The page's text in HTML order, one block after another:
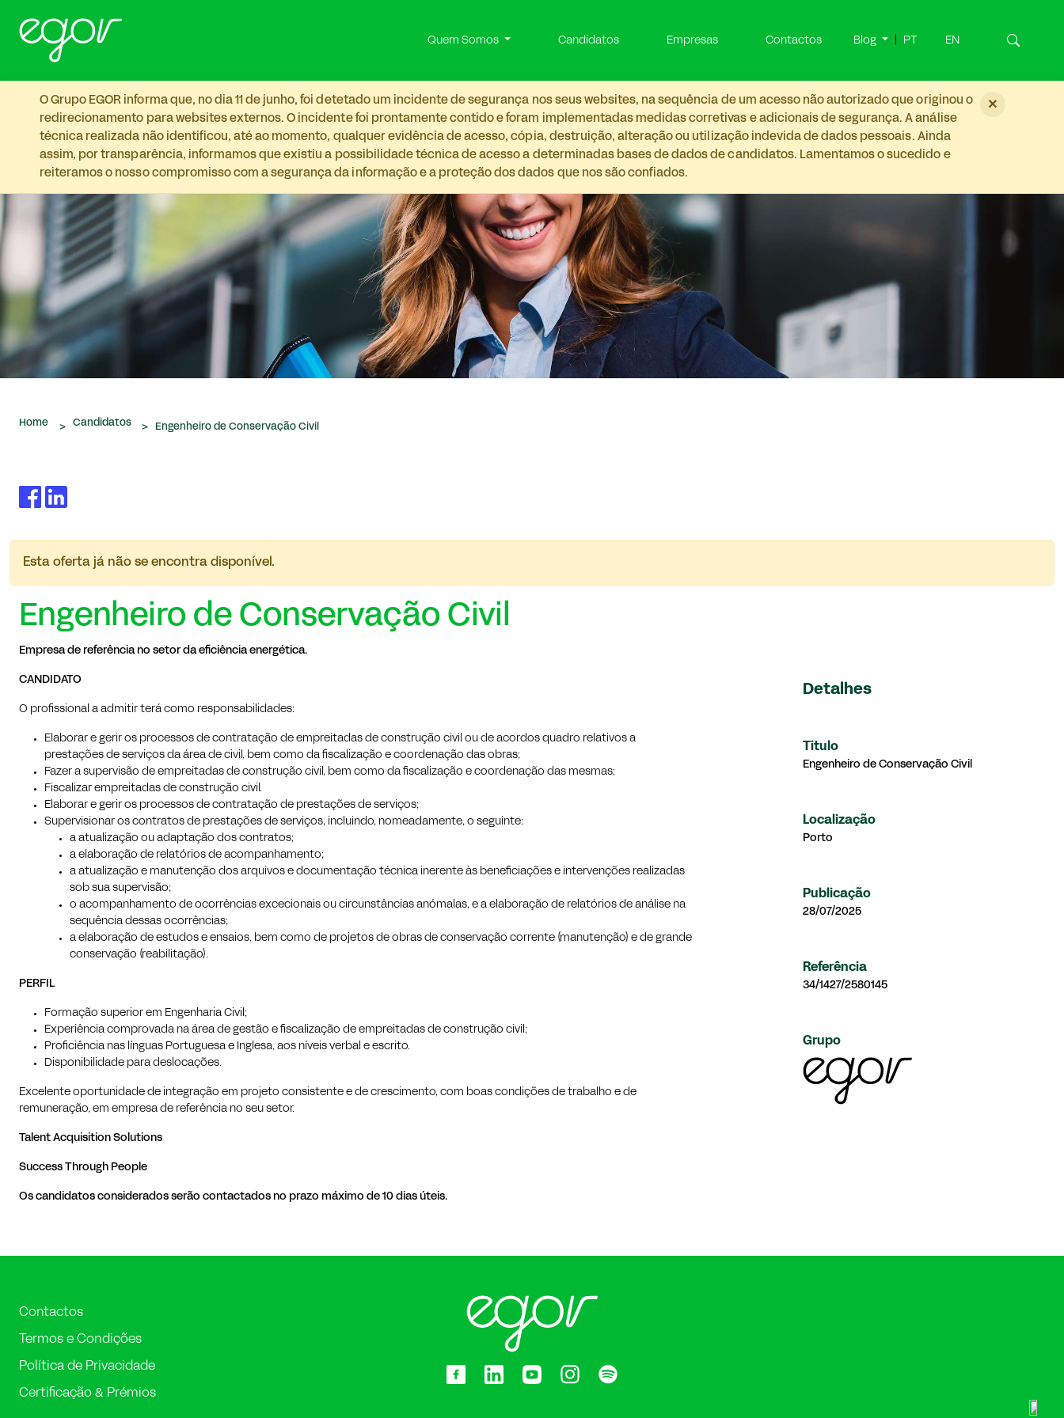
Quem Somos Candidatos Empresas Contactos Blog PT EN
O Grupo EGOR informa que, no dia 11 de junho, foi detetado um incidente de segurança nos seus websites, na sequência de um acesso não autorizado que originou o
redirecionamento para websites externos. O incidente foi prontamente contido e foram implementadas medidas corretivas e adicionais de segurança. A análise
técnica realizada não identificou, até ao momento, qualquer evidência de acesso, cópia, destruição, alteração ou utilização indevida de dados pessoais. Ainda
assim, por transparência, informamos que existiu a possibilidade técnica de acesso a determinadas bases de dados de candidatos. Lamentamos o sucedido e
reiteramos o nosso compromisso com a segurança da informação e a proteção dos dados que nos são confiados.
×
Home > Candidatos > Engenheiro de Conservação Civil
Esta oferta já não se encontra disponível.
Engenheiro de Conservação Civil
Empresa de referência no setor da eficiência energética.
CANDIDATO
O profissional a admitir terá como responsabilidades:
Elaborar e gerir os processos de contratação de empreitadas de construção civil ou de acordos quadro relativos a
prestações de serviços da área de civil, bem como da fiscalização e coordenação das obras;
Fazer a supervisão de empreitadas de construção civil, bem como da fiscalização e coordenação das mesmas;
Fiscalizar empreitadas de construção civil.
Elaborar e gerir os processos de contratação de prestações de serviços;
Supervisionar os contratos de prestações de serviços, incluindo, nomeadamente, o seguinte:
a atualização ou adaptação dos contratos;
a elaboração de relatórios de acompanhamento;
a atualização e manutenção dos arquivos e documentação técnica inerente às beneficiações e intervenções realizadas
sob sua supervisão;
o acompanhamento de ocorrências excecionais ou circunstâncias anómalas, e a elaboração de relatórios de análise na
sequência dessas ocorrências;
a elaboração de estudos e ensaios, bem como de projetos de obras de conservação corrente (manutenção) e de grande
conservação (reabilitação).
PERFIL
Formação superior em Engenharia Civil;
Experiência comprovada na área de gestão e fiscalização de empreitadas de construção civil;
Proficiência nas línguas Portuguesa e Inglesa, aos níveis verbal e escrito.
Disponibilidade para deslocações.
Excelente oportunidade de integração em projeto consistente e de crescimento, com boas condições de trabalho e de
remuneração, em empresa de referência no seu setor.
Talent Acquisition Solutions
Success Through People
Os candidatos considerados serão contactados no prazo máximo de 10 dias úteis.
Detalhes
Titulo
Engenheiro de Conservação Civil
Localização
Porto
Publicação
28/07/2025
Referência
34/1427/2580145
Grupo
Contactos
Termos e Condições
Política de Privacidade
Certificação & Prémios